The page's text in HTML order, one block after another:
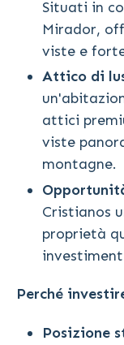
Situati in
Mirador,
viste e
Attico di
attici
viste
montagne.
Cristianos
proprietà
Perché
Posizione